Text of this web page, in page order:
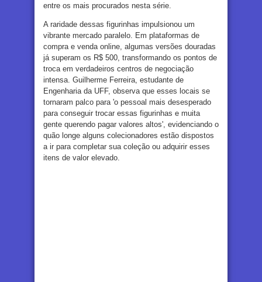
entre os mais procurados nesta série.
A raridade dessas figurinhas impulsionou um
vibrante mercado paralelo. Em plataformas de
compra e venda online, algumas versões douradas
já superam os R$ 500, transformando os pontos de
troca em verdadeiros centros de negociação
intensa. Guilherme Ferreira, estudante de
Engenharia da UFF, observa que esses locais se
tornaram palco para 'o pessoal mais desesperado
para conseguir trocar essas figurinhas e muita
gente querendo pagar valores altos', evidenciando o
quão longe alguns colecionadores estão dispostos
a ir para completar sua coleção ou adquirir esses
itens de valor elevado.